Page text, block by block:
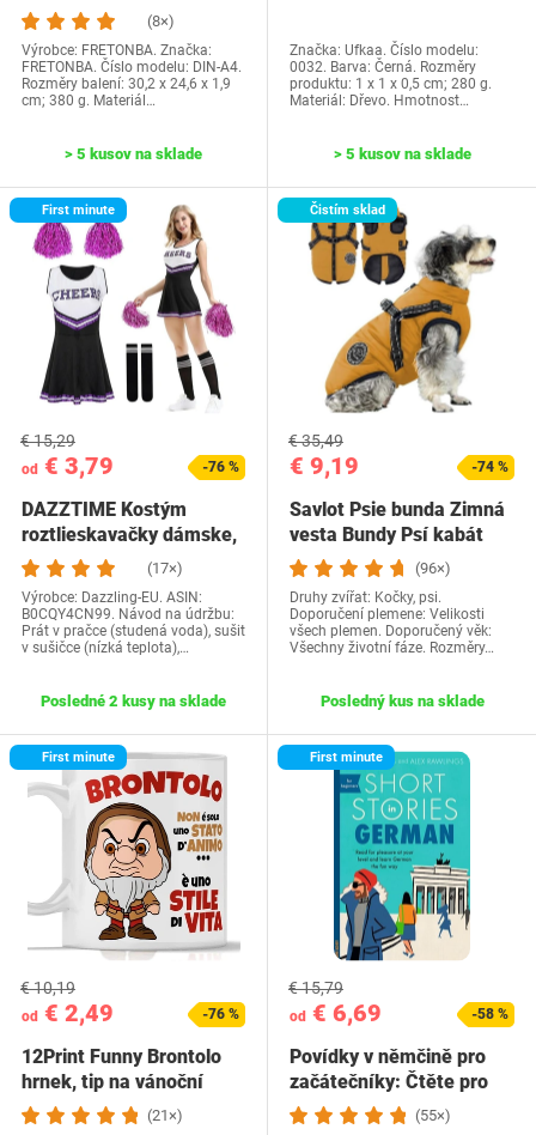
dosiek, priehľadné…
(8×)
Výrobce: FRETONBA. Značka:
FRETONBA. Číslo modelu: DIN-A4.
Rozměry balení: 30,2 x 24,6 x 1,9
cm; 380 g. Materiál…
> 5 kusov na sklade
Značka: Ufkaa. Číslo modelu:
0032. Barva: Černá. Rozměry
produktu: 1 x 1 x 0,5 cm; 280 g.
Materiál: Dřevo. Hmotnost…
> 5 kusov na sklade
First minute
od € 3,79
€ 15,29
-76 %
DAZZTIME Kostým
roztlieskavačky dámske,
kostým…
(17×)
Výrobce: Dazzling-EU. ASIN:
B0CQY4CN99. Návod na údržbu:
Prát v pračce (studená voda), sušit
v sušičce (nízká teplota),…
Posledné 2 kusy na sklade
Čistím sklad
€ 9,19
€ 35,49
-74 %
Savlot Psie bunda Zimná
vesta Bundy Psí kabát
Psí sveter…
(96×)
Druhy zvířat: Kočky, psi.
Doporučení plemene: Velikosti
všech plemen. Doporučený věk:
Všechny životní fáze. Rozměry…
Posledný kus na sklade
First minute
od € 2,49
€ 10,19
-76 %
12Print Funny Brontolo
hrnek, tip na vánoční
dárek a…
(21×)
First minute
od € 6,69
€ 15,79
-58 %
Povídky v němčině pro
začátečníky: Čtěte pro
radost na své…(55×)